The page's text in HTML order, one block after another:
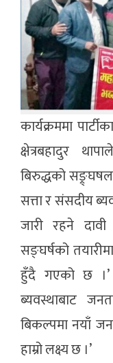
कार्यक्रममा
क्षेत्रबहादुर
बिरुद्धको
सत्ता र संसदीय
जारी रहने
सङ्घर्षको
हुँदै गएको छ
ब्यवस्थाबाट
बिकल्पमा नयाँ
हाम्रो लक्ष्य छ ।’